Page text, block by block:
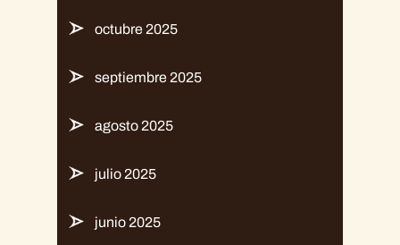
octubre 2025
septiembre 2025
agosto 2025
julio 2025
junio 2025